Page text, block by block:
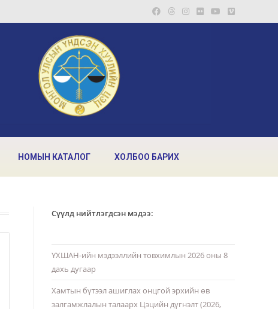
НОМЫН КАТАЛОГ ХОЛБОО БАРИХ
Сүүлд нийтлэгдсэн мэдээ:
ҮХШАН-ийн мэдээллийн товхимлын 2026 оны 8
дахь дугаар
Хамтын бүтээл ашиглах онцгой эрхийн өв
залгамжлалын талаарх Цэцийн дүгнэлт (2026,